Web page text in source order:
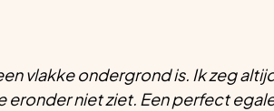
vlakke ondergrond is. Ik zeg
niet ziet. Een perfect